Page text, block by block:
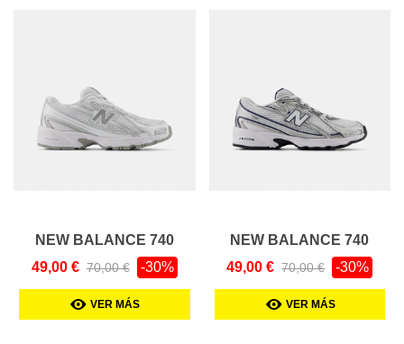
NEW BALANCE 740
KIDS
49,00 € 70,00 € -30%
VER MÁS
NEW BALANCE 740
KIDS
49,00 € 70,00 € -30%
VER MÁS